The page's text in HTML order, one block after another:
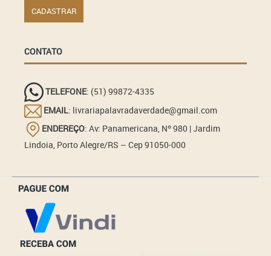
CONTATO
TELEFONE: (51) 99872-4335
EMAIL: livrariapalavradaverdade@gmail.com
ENDEREÇO: Av: Panamericana, Nº 980 | Jardim
Lindoia, Porto Alegre/RS – Cep 91050-000